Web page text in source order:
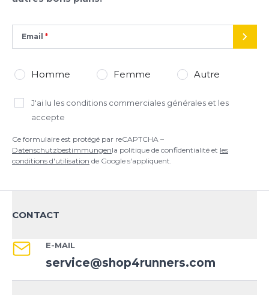
Datenschutzbestimmungen
Email
Homme Femme Autre
J'ai lu les conditions commerciales générales et les
accepte
Ce formulaire est protégé par reCAPTCHA –
Datenschutzbestimmungenla politique de confidentialité et les
conditions d'utilisation de Google s'appliquent.
CONTACT
E-MAIL
service@shop4runners.com